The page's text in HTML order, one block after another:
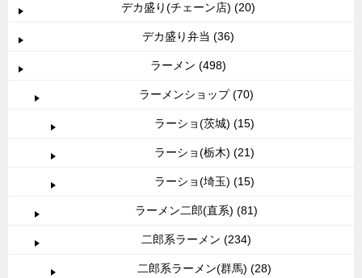
デカ盛り(チェーン店) (20)
デカ盛り弁当 (36)
ラーメン (498)
ラーメンショップ (70)
ラーショ(茨城) (15)
ラーショ(栃木) (21)
ラーショ(埼玉) (15)
ラーメン二郎(直系) (81)
二郎系ラーメン (234)
二郎系ラーメン(群馬) (28)